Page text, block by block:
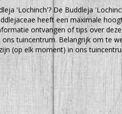
'Lochinch'? De Buddleja
heeft een maximale
ontvangen of tips over
tuincentrum. Belangrijk om te
(op elk moment) in ons